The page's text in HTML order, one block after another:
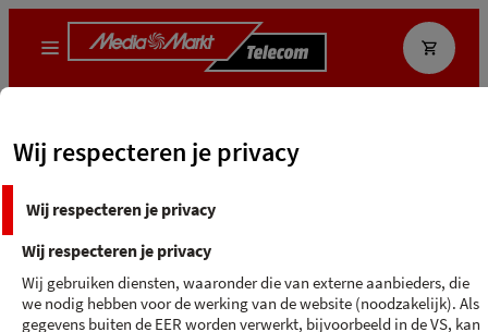
2Choisissez l'abonnement 3 4
adres postcode , nummer Wijzig adres
Wij respecteren je privacy
Wij respecteren je privacy
Wij respecteren je privacy
Wij gebruiken diensten, waaronder die van externe aanbieders, die
we nodig hebben voor de werking van de website (noodzakelijk). Als
gegevens buiten de EER worden verwerkt, bijvoorbeeld in de VS, kan